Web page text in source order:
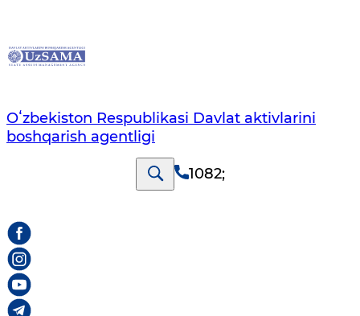
Oʻzbekiston Respublikasi Davlat aktivlarini
boshqarish agentligi
1082;